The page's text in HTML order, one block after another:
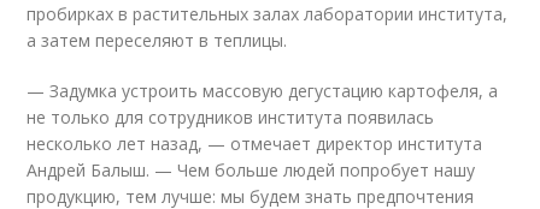
пробирках в растительных залах лаборатории института,
а затем переселяют в теплицы.
— Задумка устроить массовую дегустацию картофеля, а
не только для сотрудников института появилась
несколько лет назад, — отмечает директор института
Андрей Балыш. — Чем больше людей попробует нашу
продукцию, тем лучше: мы будем знать предпочтения